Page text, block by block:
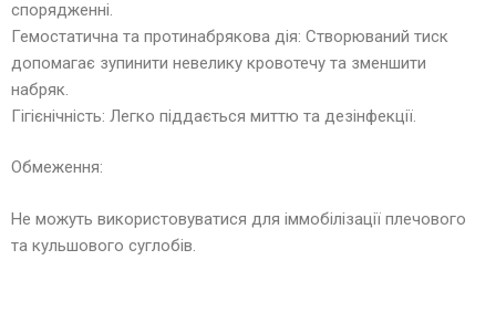
спорядженні.
Гемостатична та протинабрякова дія: Створюваний тиск
допомагає зупинити невелику кровотечу та зменшити
набряк.
Гігієнічність: Легко піддається миттю та дезінфекції.
Обмеження:
Не можуть використовуватися для іммобілізації плечового
та кульшового суглобів.